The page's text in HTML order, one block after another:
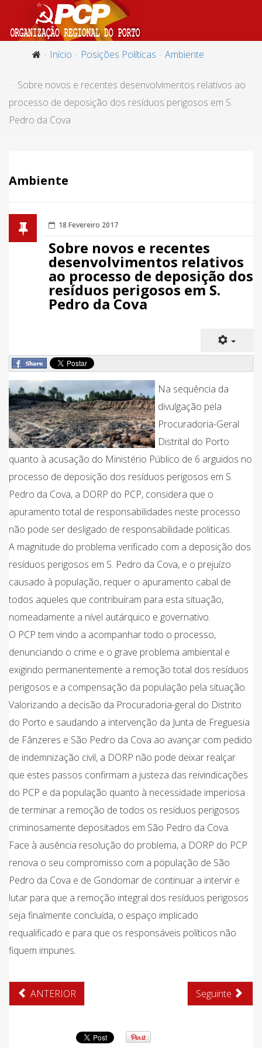
Início Posições Políticas Ambiente
Sobre novos e recentes desenvolvimentos relativos ao
processo de deposição dos resíduos perigosos em S.
Pedro da Cova
Ambiente
18 Fevereiro 2017
Sobre novos e recentes
desenvolvimentos relativos
ao processo de deposição dos
resíduos perigosos em S.
Pedro da Cova
Na sequência da
divulgação pela
Procuradoria-Geral
Distrital do Porto
quanto à acusação do Ministério Público de 6 arguidos no
processo de deposição dos resíduos perigosos em S.
Pedro da Cova, a DORP do PCP, considera que o
apuramento total de responsabilidades neste processo
não pode ser desligado de responsabilidade politicas.
A magnitude do problema verificado com a deposição dos
resíduos perigosos em S. Pedro da Cova, e o prejuízo
causado à população, requer o apuramento cabal de
todos aqueles que contribuíram para esta situação,
nomeadamente a nível autárquico e governativo.
O PCP tem vindo a acompanhar todo o processo,
denunciando o crime e o grave problema ambiental e
exigindo permanentemente a remoção total dos resíduos
perigosos e a compensação da população pela situação.
Valorizando a decisão da Procuradoria-geral do Distrito
do Porto e saudando a intervenção da Junta de Freguesia
de Fânzeres e São Pedro da Cova ao avançar com pedido
de indemnização civil, a DORP não pode deixar realçar
que estes passos confirmam a justeza das reivindicações
do PCP e da população quanto à necessidade imperiosa
de terminar a remoção de todos os resíduos perigosos
criminosamente depositados em São Pedro da Cova.
Face à ausência resolução do problema, a DORP do PCP
renova o seu compromisso com a população de São
Pedro da Cova e de Gondomar de continuar a intervir e
lutar para que a remoção integral dos resíduos perigosos
seja finalmente concluída, o espaço implicado
requalificado e para que os responsáveis políticos não
fiquem impunes.
ANTERIOR Seguinte